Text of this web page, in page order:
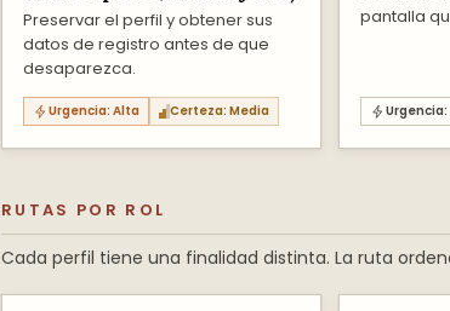
Preservar el perfil y obtener sus
datos de registro antes de que
desaparezca.
Urgencia: Alta Certeza: Media
pantalla
RUTAS POR ROL
Cada perfil tiene una finalidad distinta. La ruta